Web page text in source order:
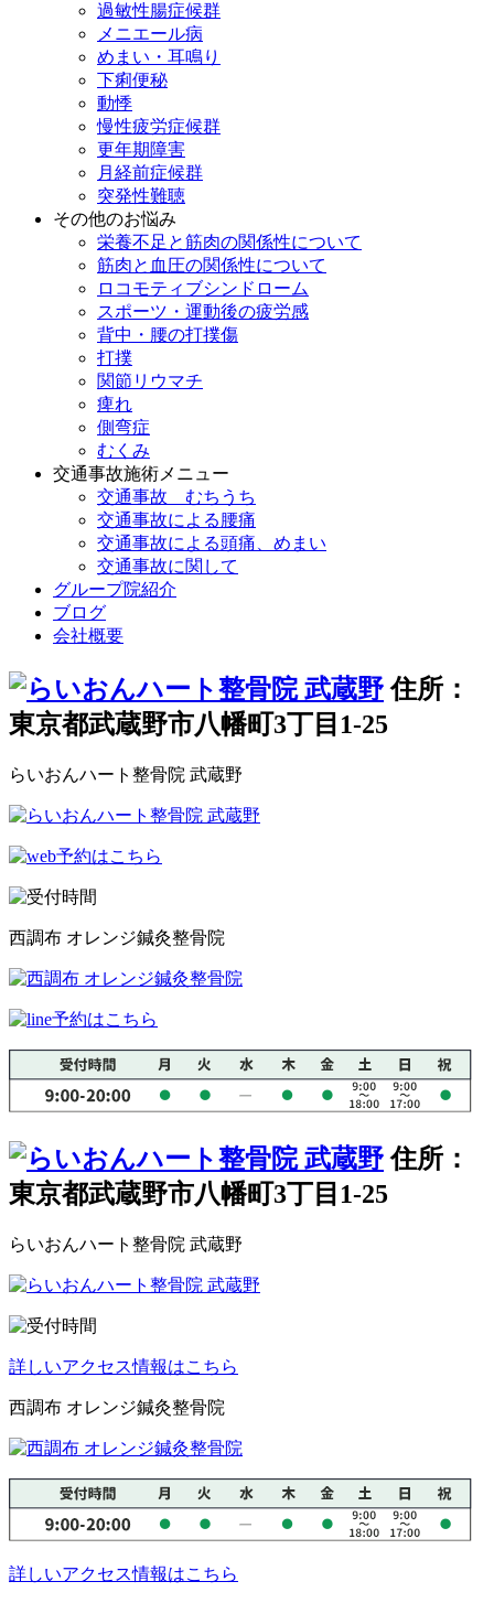
過敏性腸症候群
メニエール病
めまい・耳鳴り
下痢便秘
動悸
慢性疲労症候群
更年期障害
月経前症候群
突発性難聴
その他のお悩み
栄養不足と筋肉の関係性について
筋肉と血圧の関係性について
ロコモティブシンドローム
スポーツ・運動後の疲労感
背中・腰の打撲傷
打撲
関節リウマチ
痺れ
側弯症
むくみ
交通事故施術メニュー
交通事故 むちうち
交通事故による腰痛
交通事故による頭痛、めまい
交通事故に関して
グループ院紹介
ブログ
会社概要
住所：
東京都武蔵野市八幡町3丁目1-25
らいおんハート整骨院 武蔵野
西調布 オレンジ鍼灸整骨院
住所：
東京都武蔵野市八幡町3丁目1-25
らいおんハート整骨院 武蔵野
詳しいアクセス情報はこちら
西調布 オレンジ鍼灸整骨院
詳しいアクセス情報はこちら